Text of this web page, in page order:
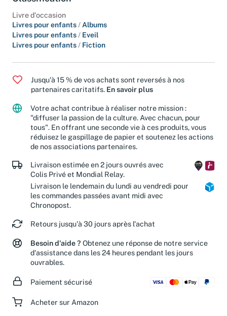
Livre d'occasion
Livres pour enfants / Albums
Livres pour enfants / Eveil
Livres pour enfants / Fiction
Jusqu'à 15 % de vos achats sont reversés à nos
partenaires caritatifs. En savoir plus
Votre achat contribue à réaliser notre mission :
"diffuser la passion de la culture. Avec chacun, pour
tous". En offrant une seconde vie à ces produits, vous
réduisez le gaspillage de papier et soutenez les actions
de nos associations partenaires.
Livraison estimée en 2 jours ouvrés avec
Colis Privé et Mondial Relay.
Livraison le lendemain du lundi au vendredi pour
les commandes passées avant midi avec
Chronopost.
Retours jusqu'à 30 jours après l'achat
Besoin d'aide ? Obtenez une réponse de notre service
d'assistance dans les 24 heures pendant les jours
ouvrables.
Paiement sécurisé
Acheter sur Amazon